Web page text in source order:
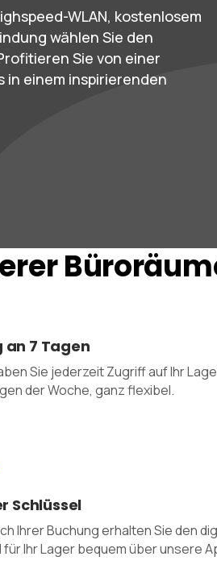
WLAN, kostenlosem
wählen Sie den
Sie von einer
in einem inspirierenden
an 7 Tagen
Sie jederzeit Zugriff auf Ihr
der Woche, ganz flexibel.
Schlüssel
Ihrer Buchung erhalten Sie den
für Ihr Lager bequem über unsere